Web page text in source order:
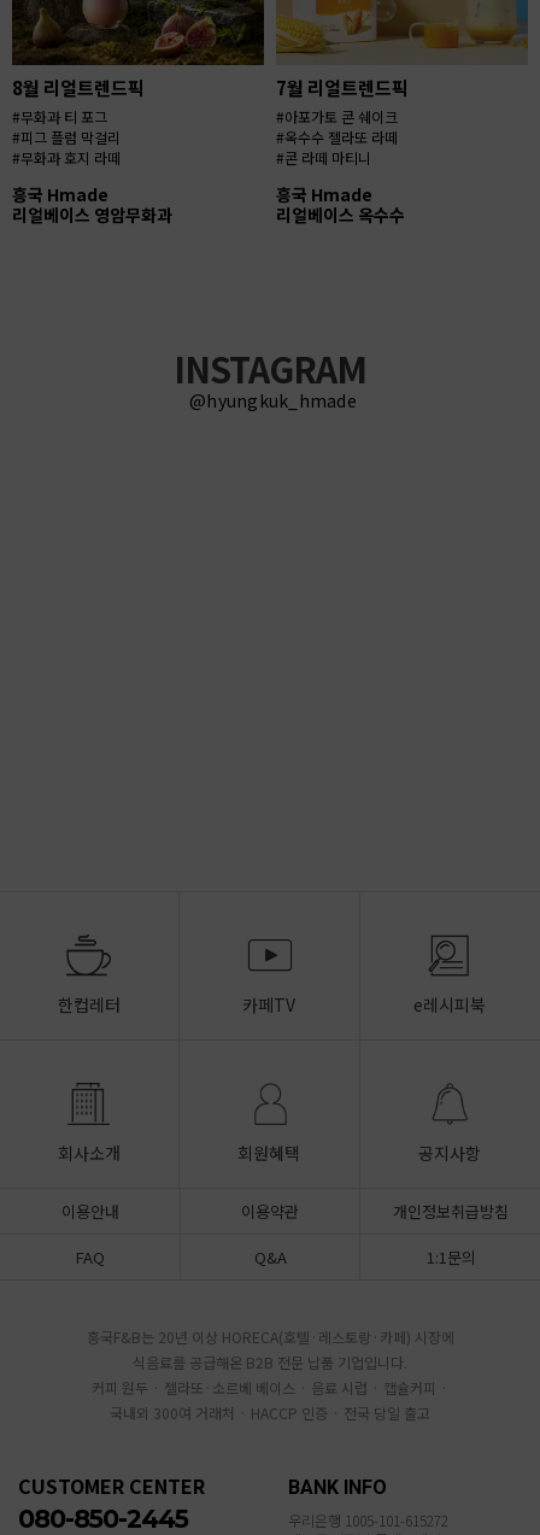
8월 리얼트렌드픽
#무화과 티 포그
#피그 플럼 막걸리
#무화과 호지 라떼
흥국 Hmade
리얼베이스 영암무화과
7월 리얼트렌드픽
#아포가토 콘 쉐이크
#옥수수 젤라또 라떼
#콘 라떼 마티니
흥국 Hmade
리얼베이스 옥수수
INSTAGRAM
@hyungkuk_hmade
한컵레터 카페TV e레시피북
회사소개 회원혜택 공지사항
이용안내 이용약관
개인정보취급방침
FAQ
Q&A 1:1문의
흥국F&B는 20년 이상 HORECA(호텔·레스토랑·카페) 시장에
식음료를 공급해온 B2B 전문 납품 기업입니다.
커피 원두 · 젤라또·소르베 베이스 · 음료 시럽 · 캡슐커피 ·
국내외 300여 거래처 · HACCP 인증 · 전국 당일 출고
CUSTOMER CENTER
080-850-2445
BANK INFO
우리은행 1005-101-615272